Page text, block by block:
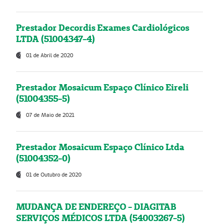
Prestador Decordis Exames Cardiológicos
LTDA (51004347-4)
01 de Abril de 2020
Prestador Mosaicum Espaço Clínico Eireli
(51004355-5)
07 de Maio de 2021
Prestador Mosaicum Espaço Clínico Ltda
(51004352-0)
01 de Outubro de 2020
MUDANÇA DE ENDEREÇO - DIAGITAB
SERVIÇOS MÉDICOS LTDA (54003267-5)